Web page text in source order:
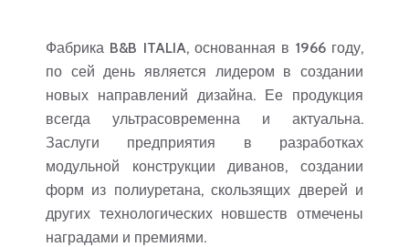
Фабрика B&B ITALIA, основанная в 1966 году,
по сей день является лидером в создании
новых направлений дизайна. Ее продукция
всегда ультрасовременна и актуальна.
Заслуги предприятия в разработках
модульной конструкции диванов, создании
форм из полиуретана, скользящих дверей и
других технологических новшеств отмечены
наградами и премиями.